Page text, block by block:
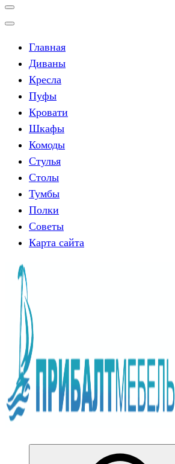
Главная
Диваны
Кресла
Пуфы
Кровати
Шкафы
Комоды
Стулья
Столы
Тумбы
Полки
Советы
Карта сайта